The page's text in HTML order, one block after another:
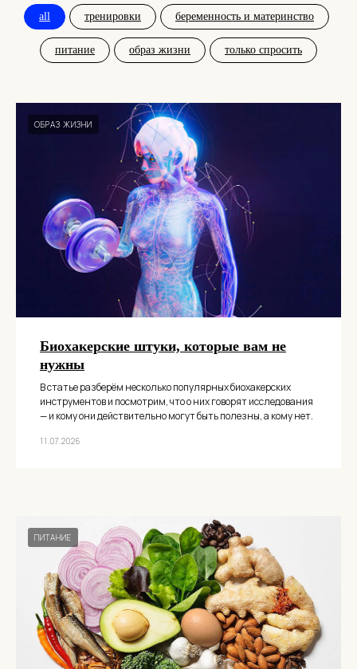
all тренировки беременность и материнство
питание образ жизни только спросить
ОБРАЗ ЖИЗНИ
Биохакерские штуки, которые вам не
нужны
В статье разберём несколько популярных биохакерских
инструментов и посмотрим, что о них говорят исследования
— и кому они действительно могут быть полезны, а кому нет.
11.07.2026
ПИТАНИЕ